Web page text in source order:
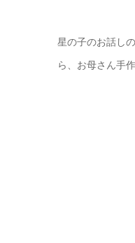
星の子のお話し
ら、お母さん手